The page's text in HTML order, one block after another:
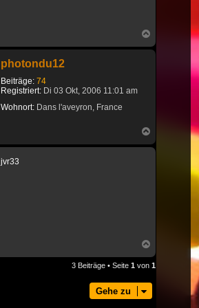
oben
photondu12
Beiträge: 74
Registriert: Di 03 Okt, 2006 11:01 am
Wohnort: Dans l'aveyron, France
oben
jvr33
oben
3 Beiträge • Seite 1 von 1
Gehe zu